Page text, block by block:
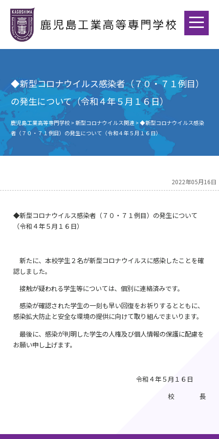
◆新型コロナウイルス感染者（７０・７１例目）
の発生について（令和４年５月１６日）
鹿児島工業高等専門学校> 新型コロナウイルス関連>◆新型コロナウイルス感染
者（７０・７１例目）の発生について（令和４年５月１６日）
2022年05月16日
◆新型コロナウイルス感染者（７０・７１例目）の発生について
（令和４年５月１６日）
新たに、本校学生２名が新型コロナウイルスに感染したことを確
認しました。
接触が疑われる学生等については、個別に連絡済みです。
感染が確認された学生の一刻も早い回復をお祈りするとともに、
感染拡大防止と安全な環境の提供に向けて取り組んでまいります。
最後に、感染が判明した学生の人権及び個人情報の保護に配慮を
お願い申し上げます。
令和４年５月１６日
校 長